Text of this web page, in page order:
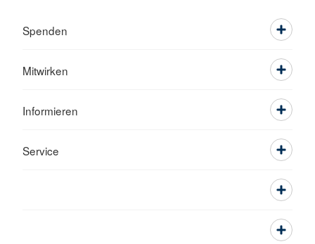
Spenden
Mitwirken
Informieren
Service